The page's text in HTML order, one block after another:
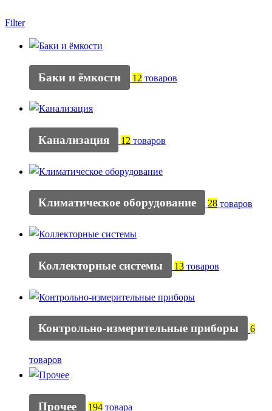
Filter
Баки и ёмкости 12 товаров
Канализация 12 товаров
Климатическое оборудование 28 товаров
Коллекторные системы 13 товаров
Контрольно-измерительные приборы 6
товаров
Прочее 194 товара